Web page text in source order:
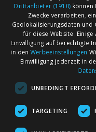
AGB
Impressum
Kontakt
Drittanbieter (1910) können
Zwecke verarbeiten,
Geolokalisierungsdaten und
für diese Website.
Einwilligung auf berechtigte
in den Werbeeinstellungen
Einwilligung jederzeit in
UNBEDINGT
TARGETING